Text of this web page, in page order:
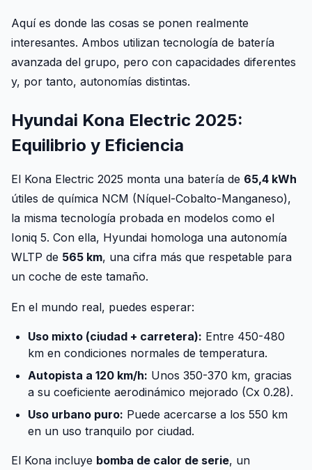
Aquí es donde las cosas se ponen realmente
interesantes. Ambos utilizan tecnología de batería
avanzada del grupo, pero con capacidades diferentes
y, por tanto, autonomías distintas.
Hyundai Kona Electric 2025:
Equilibrio y Eficiencia
El Kona Electric 2025 monta una batería de 65,4 kWh
útiles de química NCM (Níquel-Cobalto-Manganeso),
la misma tecnología probada en modelos como el
Ioniq 5. Con ella, Hyundai homologa una autonomía
WLTP de 565 km, una cifra más que respetable para
un coche de este tamaño.
En el mundo real, puedes esperar:
Uso mixto (ciudad + carretera): Entre 450-480
km en condiciones normales de temperatura.
Autopista a 120 km/h: Unos 350-370 km, gracias
a su coeficiente aerodinámico mejorado (Cx 0.28).
Uso urbano puro: Puede acercarse a los 550 km
en un uso tranquilo por ciudad.
El Kona incluye bomba de calor de serie, un